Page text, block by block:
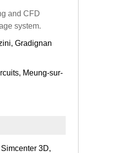
and CFD
system.
Gradignan
Meung-sur-
3D,